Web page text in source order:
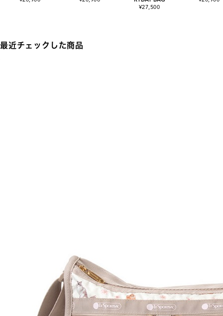
¥27,500
最近チェックした商品